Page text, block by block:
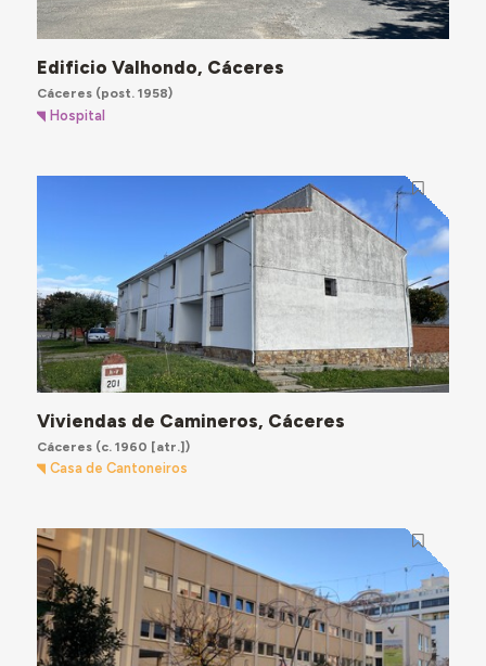
Edificio Valhondo, Cáceres
Cáceres(post. 1958)
Hospital
Viviendas de Camineros, Cáceres
Cáceres(c. 1960 [atr.])
Casa de Cantoneiros